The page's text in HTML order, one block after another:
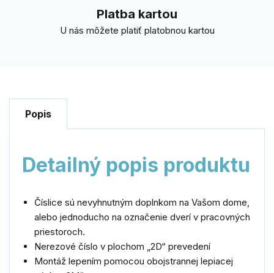
Platba kartou
U nás môžete platiť platobnou kartou
Popis
Detailný popis produktu
Číslice sú nevyhnutným doplnkom na Vašom dome,
alebo jednoducho na označenie dverí v pracovných
priestoroch.
Nerezové číslo v plochom „2D“ prevedení
Montáž lepením pomocou obojstrannej lepiacej